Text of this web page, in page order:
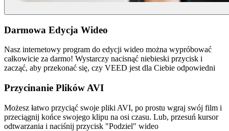
Darmowa Edycja Wideo
Nasz internetowy program do edycji wideo można wypróbować
całkowicie za darmo! Wystarczy nacisnąć niebieski przycisk i
zacząć, aby przekonać się, czy VEED jest dla Ciebie odpowiedni
Przycinanie Plików AVI
Możesz łatwo przyciąć swoje pliki AVI, po prostu wgraj swój film i
przeciągnij końce swojego klipu na osi czasu. Lub, przesuń kursor
odtwarzania i naciśnij przycisk "Podziel" wideo